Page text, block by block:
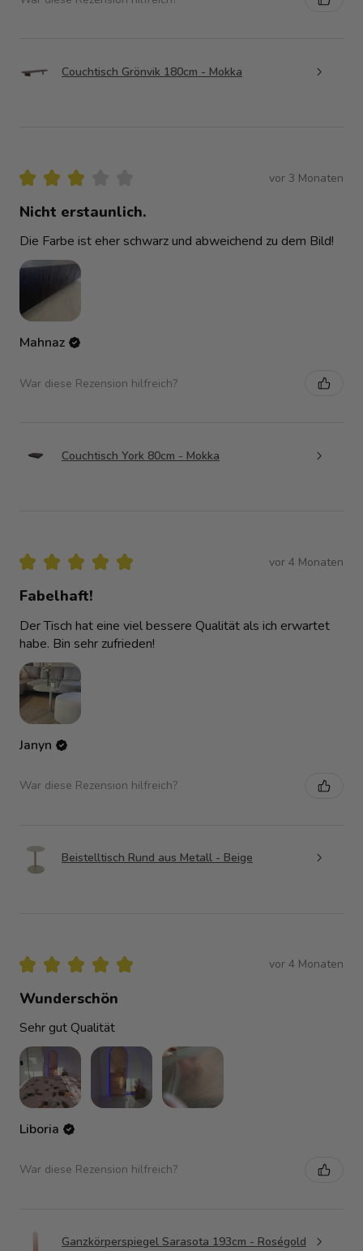
Couchtisch Grönvik 180cm - Mokka
★ ★ ★ vor 3 Monaten
Nicht erstaunlich.
Die Farbe ist eher schwarz und abweichend zu dem Bild!
Mahnaz
War diese Rezension hilfreich?
Couchtisch York 80cm - Mokka
★ ★ ★ ★ ★ vor 4 Monaten
Fabelhaft!
Der Tisch hat eine viel bessere Qualität als ich erwartet
habe. Bin sehr zufrieden!
Janyn
War diese Rezension hilfreich?
Beistelltisch Rund aus Metall - Beige
★ ★ ★ ★ ★ vor 4 Monaten
Wunderschön
Sehr gut Qualität
Liboria
War diese Rezension hilfreich?
Ganzkörperspiegel Sarasota 193cm - Roségold